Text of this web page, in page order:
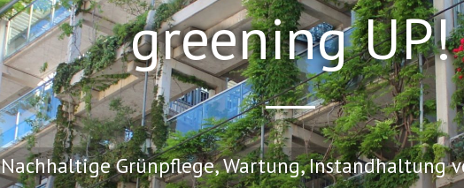
greening UP!
Nachhaltige Grünpflege, Wartung, Instandhaltung